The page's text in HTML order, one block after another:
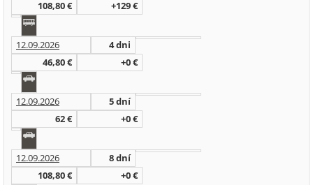
108,80 €
+129 €
12.09.2026
4 dni
46,80 €
+0 €
12.09.2026
5 dní
62 €
+0 €
12.09.2026
8 dní
108,80 €
+0 €